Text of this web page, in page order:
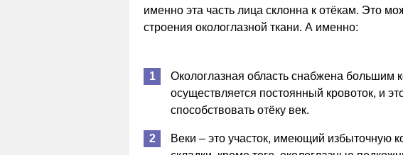
именно эта часть лица склонна к отёкам. Это
строения окологлазной ткани. А именно:
Окологлазная область снабжена большим
осуществляется постоянный кровоток, и
способствовать отёку век.
Веки – это участок, имеющий избыточную